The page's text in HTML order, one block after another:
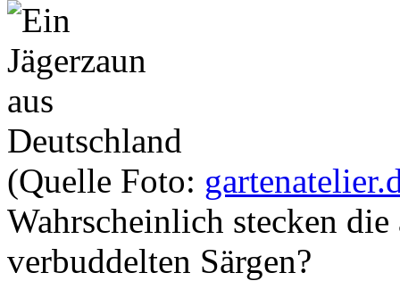
(Quelle Foto:
Wahrscheinlich stecken
verbuddelten Särgen?